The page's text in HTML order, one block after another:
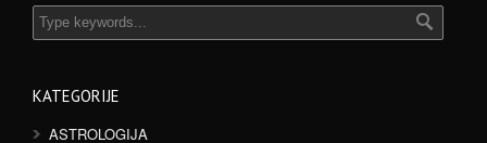
KATEGORIJE
ASTROLOGIJA